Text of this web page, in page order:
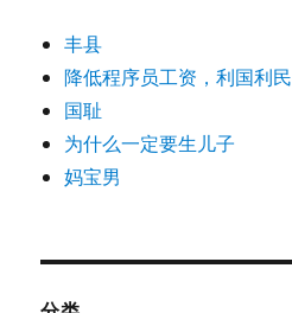
丰县
降低程序员工资，利国利民
国耻
为什么一定要生儿子
妈宝男